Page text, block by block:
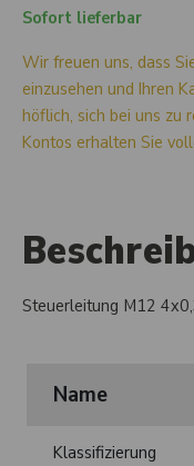
Sofort lieferbar
Wir freuen uns, dass
einzusehen und Ihren
höflich, sich bei uns zu
Kontos erhalten Sie
Steuerleitung M12
Name
Klassifizierung